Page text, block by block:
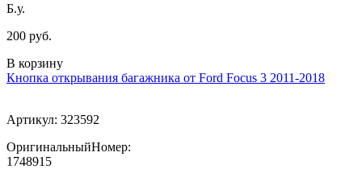
Б.у.
200 руб.
В корзину
Кнопка открывания багажника от Ford Focus 3 2011-2018
Артикул: 323592
ОригинальныйНомер:
1748915